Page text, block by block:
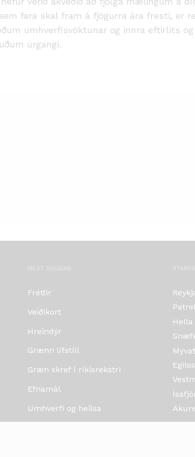
fara skal fram á fjögurra ára fresti, er
umhverfisvöktunar og innra eftirlits
úrgangi.
MEST SKOÐAÐ
Fréttir
Veiðikort
Hreindýr
Grænn lífstíll
Græn skref í ríkisrekstri
Efnamál
Umhverfi og heilsa
Hella